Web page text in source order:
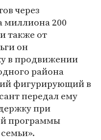
через
миллиона 200
также от
он
в продвижении
района
фигурирующий в
передал ему
при
программы